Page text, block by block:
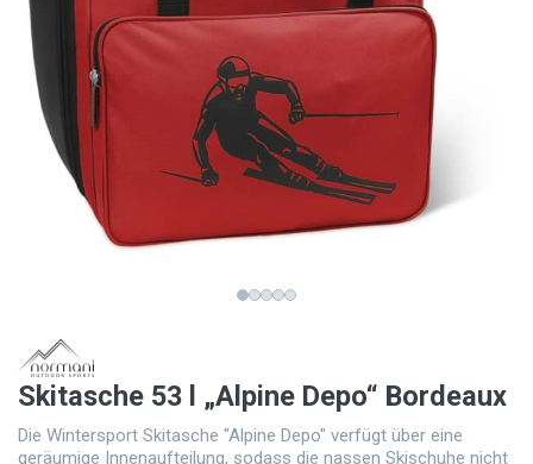
Skitasche 53 l „Alpine Depo“ Bordeaux
Die Wintersport Skitasche "Alpine Depo" verfügt über eine
geräumige Innenaufteilung, sodass die nassen Skischuhe nicht